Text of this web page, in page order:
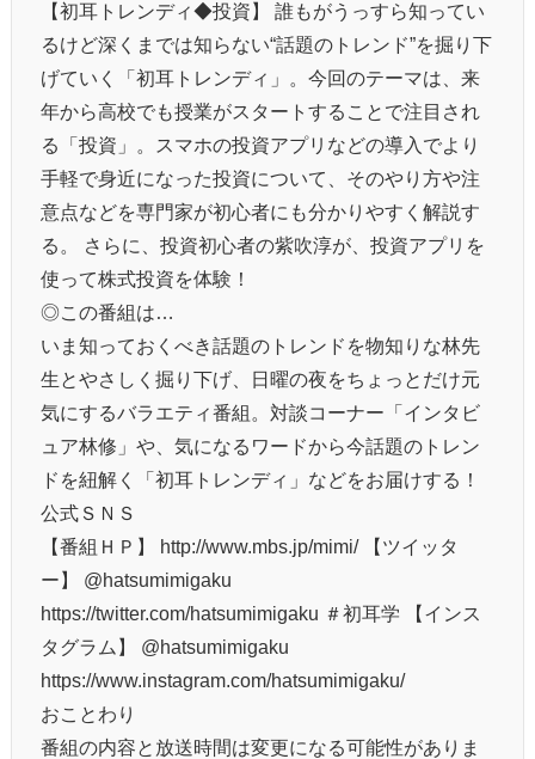
【初耳トレンディ◆投資】 誰もがうっすら知ってい
るけど深くまでは知らない“話題のトレンド”を掘り下
げていく「初耳トレンディ」。今回のテーマは、来
年から高校でも授業がスタートすることで注目され
る「投資」。スマホの投資アプリなどの導入でより
手軽で身近になった投資について、そのやり方や注
意点などを専門家が初心者にも分かりやすく解説す
る。 さらに、投資初心者の紫吹淳が、投資アプリを
使って株式投資を体験！
◎この番組は…
いま知っておくべき話題のトレンドを物知りな林先
生とやさしく掘り下げ、日曜の夜をちょっとだけ元
気にするバラエティ番組。対談コーナー「インタビ
ュア林修」や、気になるワードから今話題のトレン
ドを紐解く「初耳トレンディ」などをお届けする！
公式ＳＮＳ
【番組ＨＰ】 http://www.mbs.jp/mimi/ 【ツイッタ
ー】 @hatsumimigaku
https://twitter.com/hatsumimigaku ＃初耳学 【インス
タグラム】 @hatsumimigaku
https://www.instagram.com/hatsumimigaku/
おことわり
番組の内容と放送時間は変更になる可能性がありま